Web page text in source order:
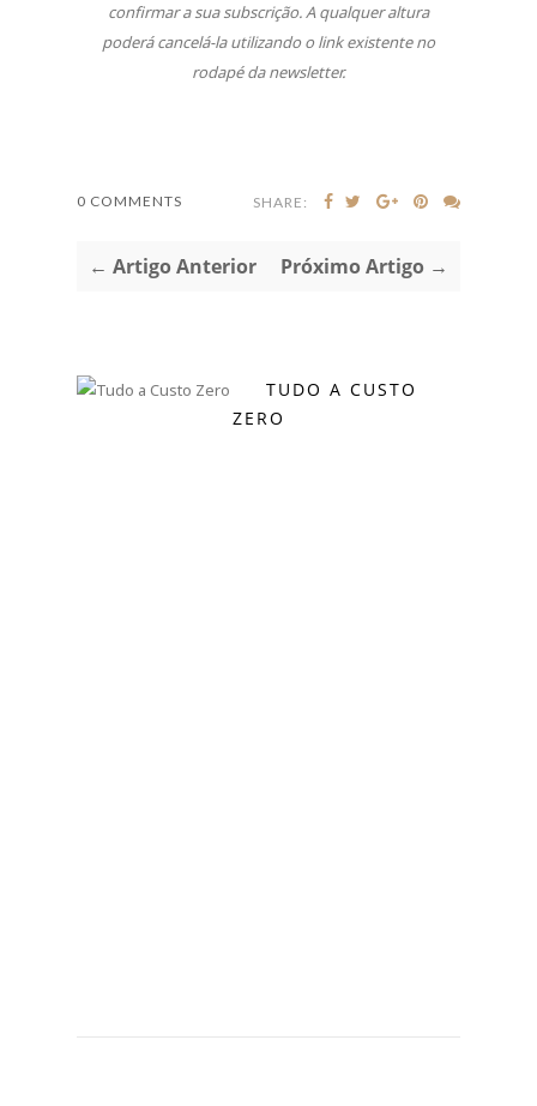
confirmar a sua subscrição.A qualquer altura
poderá cancelá-la utilizando o link existente no
rodapé da newsletter.
0 COMMENTS SHARE:
← Artigo Anterior Próximo Artigo →
TUDO A CUSTO
ZERO